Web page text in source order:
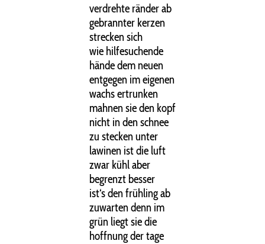
verdrehte ränder ab
gebrannter kerzen
strecken sich
wie hilfesuchende
hände dem neuen
entgegen im eigenen
wachs ertrunken
mahnen sie den kopf
nicht in den schnee
zu stecken unter
lawinen ist die luft
zwar kühl aber
begrenzt besser
ist‘s den frühling ab
zuwarten denn im
grün liegt sie die
hoffnung der tage